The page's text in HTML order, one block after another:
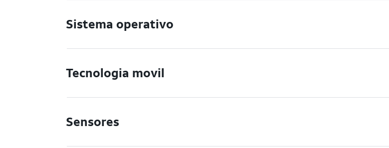
Sistema operativo
Tecnologia movil
Sensores